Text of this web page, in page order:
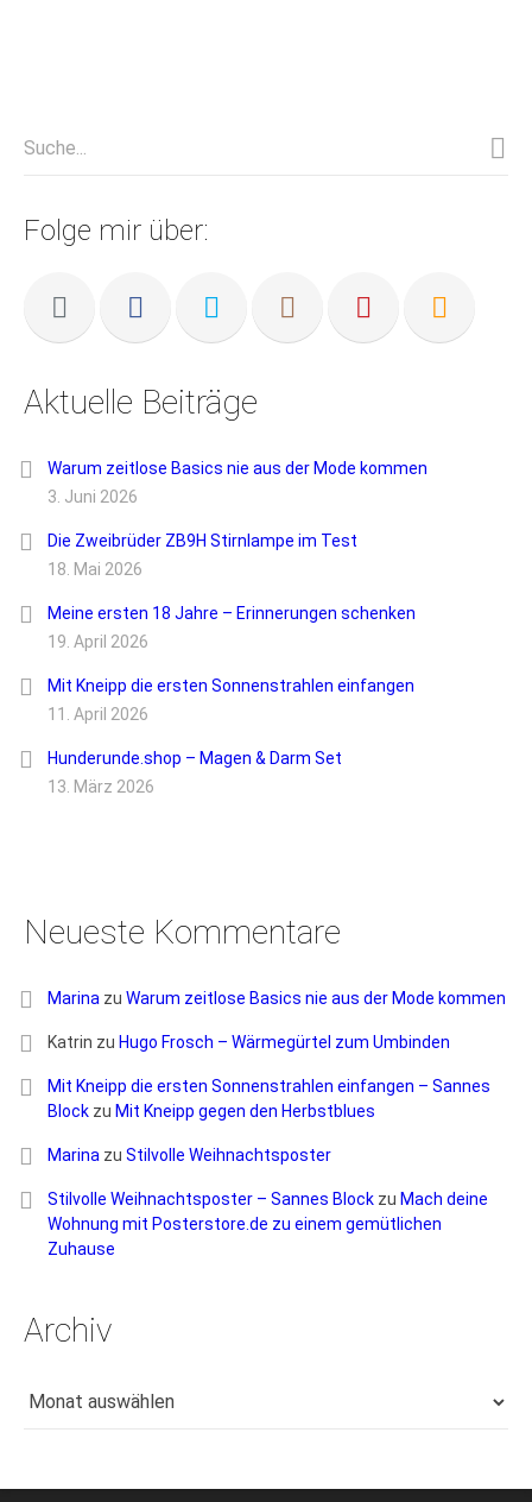
Folge mir über:
Aktuelle Beiträge
Warum zeitlose Basics nie aus der Mode kommen
3. Juni 2026
Die Zweibrüder ZB9H Stirnlampe im Test
18. Mai 2026
Meine ersten 18 Jahre – Erinnerungen schenken
19. April 2026
Mit Kneipp die ersten Sonnenstrahlen einfangen
11. April 2026
Hunderunde.shop – Magen & Darm Set
13. März 2026
Neueste Kommentare
Marina zu Warum zeitlose Basics nie aus der Mode kommen
Katrin zu Hugo Frosch – Wärmegürtel zum Umbinden
Mit Kneipp die ersten Sonnenstrahlen einfangen – Sannes
Block zu Mit Kneipp gegen den Herbstblues
Marina zu Stilvolle Weihnachtsposter
Stilvolle Weihnachtsposter – Sannes Block zu Mach deine
Wohnung mit Posterstore.de zu einem gemütlichen
Zuhause
Archiv